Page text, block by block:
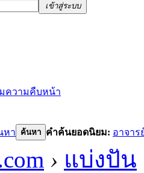
เข้าสู่ระบบ
ความคืบหน้า
หา ค้นหา คำค้นยอดนิยม: อาจาร
› แบ่งปัน